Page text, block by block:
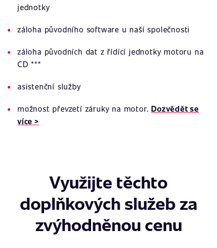
jednotky
záloha původního software u naší společnosti
záloha původních dat z řídící jednotky motoru na
CD ***
asistenční služby
možnost převzetí záruky na motor.Dozvědět se
více >
Využijte těchto
doplňkových služeb za
zvýhodněnou cenu